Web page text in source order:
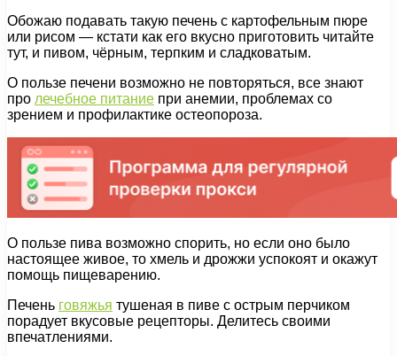
Обожаю подавать такую печень с картофельным пюре
или рисом — кстати как его вкусно приготовить читайте
тут, и пивом, чёрным, терпким и сладковатым.
О пользе печени возможно не повторяться, все знают
про лечебное питание при анемии, проблемах со
зрением и профилактике остеопороза.
О пользе пива возможно спорить, но если оно было
настоящее живое, то хмель и дрожжи успокоят и окажут
помощь пищеварению.
Печень говяжья тушеная в пиве с острым перчиком
порадует вкусовые рецепторы. Делитесь своими
впечатлениями.